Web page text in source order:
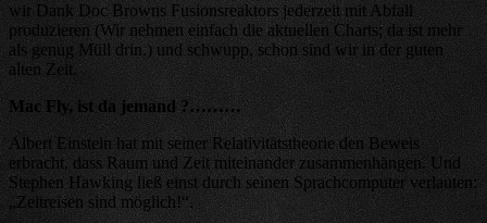
wir Dank Doc Browns Fusionsreaktors jederzeit mit Abfall
produzieren (Wir nehmen einfach die aktuellen Charts; da ist mehr
als genug Müll drin.) und schwupp, schon sind wir in der guten
alten Zeit.
Mac Fly, ist da jemand ?………
Albert Einstein hat mit seiner Relativitätstheorie den Beweis
erbracht, dass Raum und Zeit miteinander zusammenhängen. Und
Stephen Hawking ließ einst durch seinen Sprachcomputer verlauten:
„Zeitreisen sind möglich!“.